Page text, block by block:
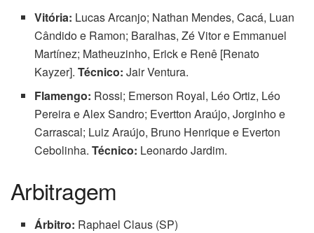
Vitória: Lucas Arcanjo; Nathan Mendes, Cacá, Luan
Cândido e Ramon; Baralhas, Zé Vitor e Emmanuel
Martínez; Matheuzinho, Erick e Renê [Renato
Kayzer].Técnico: Jair Ventura.
Flamengo: Rossi; Emerson Royal, Léo Ortiz, Léo
Pereira e Alex Sandro; Evertton Araújo, Jorginho e
Carrascal; Luiz Araújo, Bruno Henrique e Everton
Cebolinha.Técnico: Leonardo Jardim.
Arbitragem
Árbitro: Raphael Claus (SP)